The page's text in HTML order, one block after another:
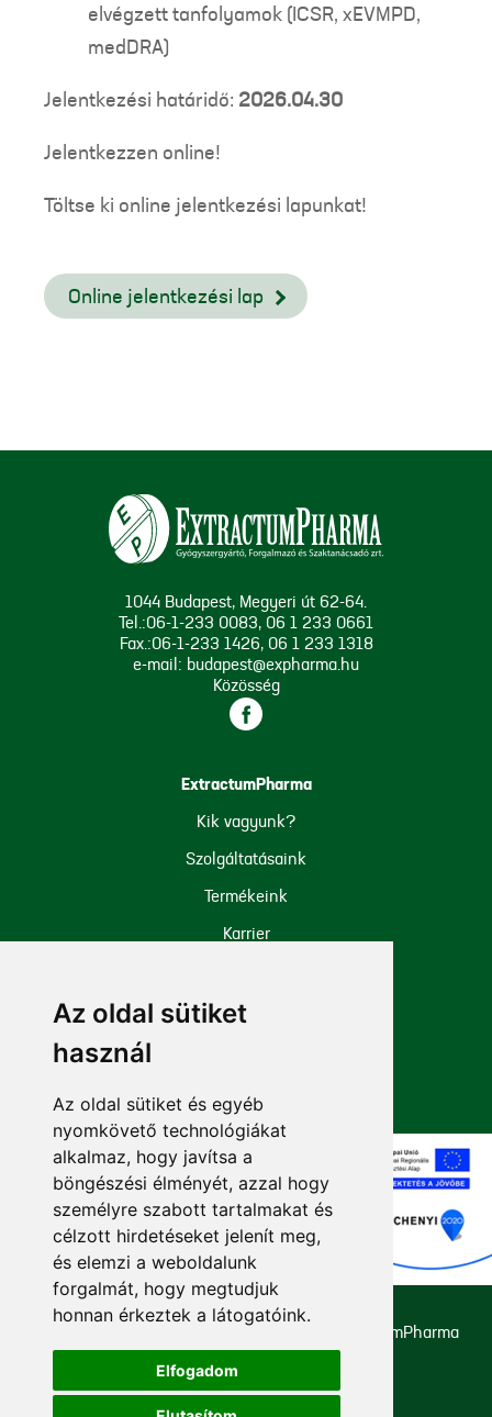
Az oldal sütiket
használ
Az oldal sütiket és egyéb
nyomkövető technológiákat
alkalmaz, hogy javítsa a
böngészési élményét, azzal hogy
személyre szabott tartalmakat és
célzott hirdetéseket jelenít meg,
és elemzi a weboldalunk
forgalmát, hogy megtudjuk
honnan érkeztek a látogatóink.
Elfogadom
elvégzett tanfolyamok (ICSR, xEVMPD,
medDRA)
Jelentkezési határidő: 2026.04.30
Jelentkezzen online!
Töltse ki online jelentkezési lapunkat!
Online jelentkezési lap
1044 Budapest, Megyeri út 62-64.
Tel.:06-1-233 0083, 06 1 233 0661
Fax.:06-1-233 1426, 06 1 233 1318
e-mail: budapest@expharma.hu
Közösség
ExtractumPharma
Kik vagyunk?
Szolgáltatásaink
Termékeink
Karrier
Iparági engedélyek
Copyright 2026 - Minden jog fenntartva. ExtractumPharma
Zrt.
Impresszum